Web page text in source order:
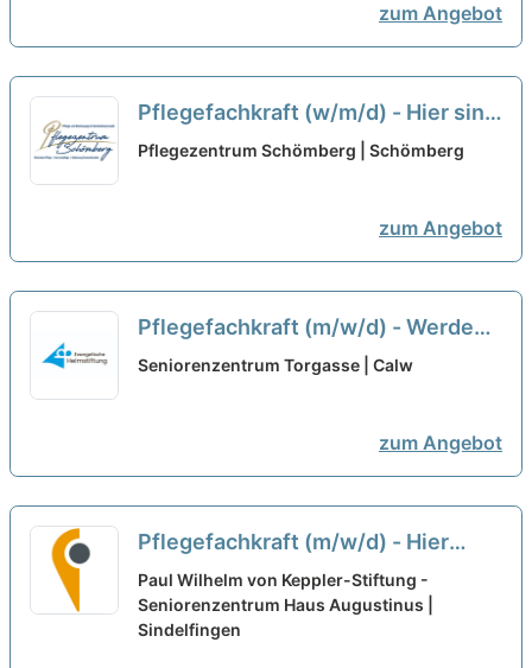
zum Angebot
Pflegefachkraft (w/m/d) - Hier sind
Sie richtig! neu
Pflegezentrum Schömberg | Schömberg
zum Angebot
Pflegefachkraft (m/w/d) - Werde
Teil unseres Teams! neu
Seniorenzentrum Torgasse | Calw
zum Angebot
Pflegefachkraft (m/w/d) - Hier
findest Du Wertschätzung! neu
Paul Wilhelm von Keppler-Stiftung -
Seniorenzentrum Haus Augustinus |
Sindelfingen